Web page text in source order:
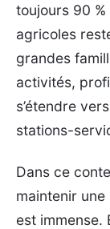
toujours 90
agricoles
grandes
activités,
s’étendre
stations-
Dans ce
maintenir
est immense.